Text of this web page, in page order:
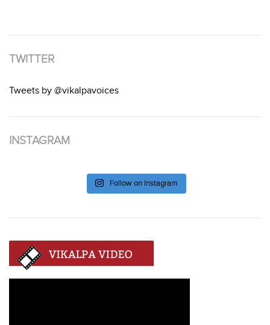
TWITTER
Tweets by @vikalpavoices
INSTAGRAM
Follow on Instagram